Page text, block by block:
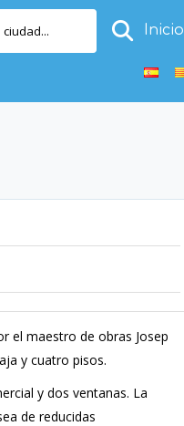
ciudad... Inicio
el maestro de obras Josep
y cuatro pisos.
y dos ventanas. La
de reducidas